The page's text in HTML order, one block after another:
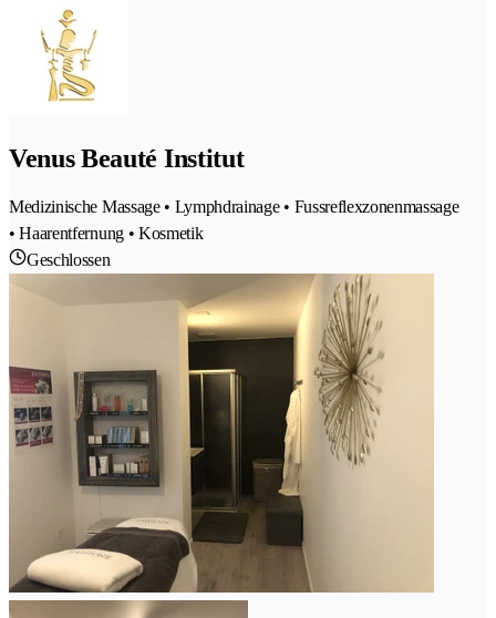
Venus Beauté Institut
Medizinische Massage • Lymphdrainage • Fussreflexzonenmassage
• Haarentfernung • Kosmetik
Geschlossen